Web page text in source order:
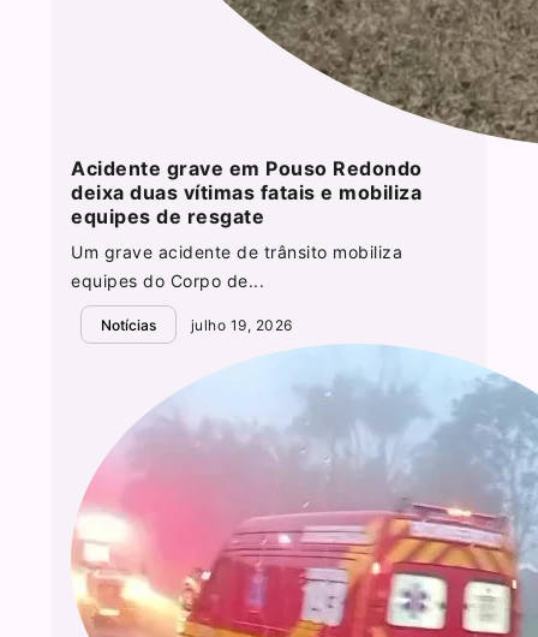
Acidente grave em Pouso Redondo
deixa duas vítimas fatais e mobiliza
equipes de resgate
Um grave acidente de trânsito mobiliza
equipes do Corpo de...
Notícias julho 19, 2026